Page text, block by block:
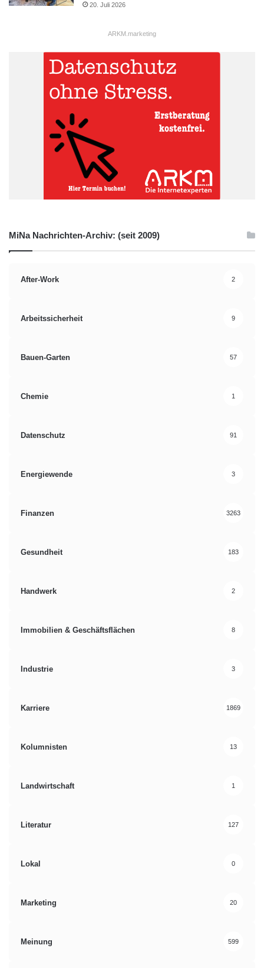
20. Juli 2026
ARKM.marketing
MiNa Nachrichten-Archiv: (seit 2009)
After-Work 2
Arbeitssicherheit 9
Bauen-Garten 57
Chemie 1
Datenschutz 91
Energiewende 3
Finanzen 3263
Gesundheit 183
Handwerk 2
Immobilien & Geschäftsflächen 8
Industrie 3
Karriere 1869
Kolumnisten 13
Landwirtschaft 1
Literatur 127
Lokal 0
Marketing 20
Meinung 599